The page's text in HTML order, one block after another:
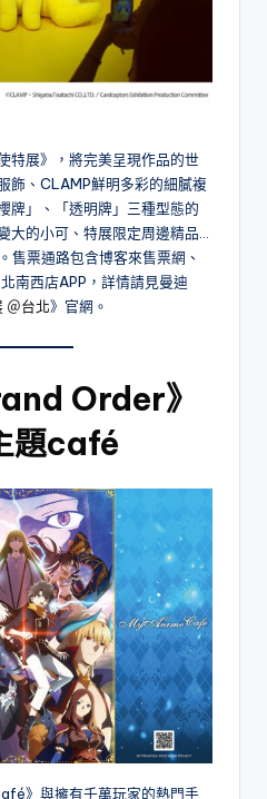
特展》，將完美呈現作品的世
飾、CLAMP鮮明多彩的細膩複
牌」、「透明牌」三種型態的
大的小可、特展限定周邊精品…
售票通路包含博客來售票網、
南西店APP，詳情請見曼迪
＠台北》官網。
Order》
題café
》與擁有千萬玩家的熱門手